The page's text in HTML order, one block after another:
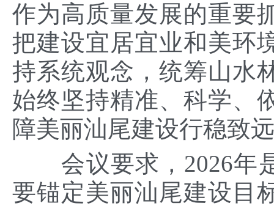
作为高质量发展的重要
把建设宜居宜业和美环
持系统观念，统筹山水
始终坚持精准、科学、
障美丽汕尾建设行稳致
会议要求，2026年是
要锚定美丽汕尾建设目